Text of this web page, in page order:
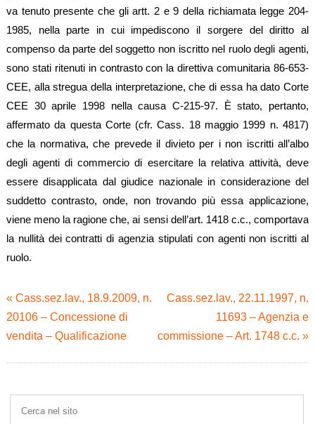
va tenuto presente che gli artt. 2 e 9 della richiamata legge 204-
1985, nella parte in cui impediscono il sorgere del diritto al
compenso da parte del soggetto non iscritto nel ruolo degli agenti,
sono stati ritenuti in contrasto con la direttiva comunitaria 86-653-
CEE, alla stregua della interpretazione, che di essa ha dato Corte
CEE 30 aprile 1998 nella causa C-215-97. È stato, pertanto,
affermato da questa Corte (cfr. Cass. 18 maggio 1999 n. 4817)
che la normativa, che prevede il divieto per i non iscritti all’albo
degli agenti di commercio di esercitare la relativa attività, deve
essere disapplicata dal giudice nazionale in considerazione del
suddetto contrasto, onde, non trovando più essa applicazione,
viene meno la ragione che, ai sensi dell’art. 1418 c.c., comportava
la nullità dei contratti di agenzia stipulati con agenti non iscritti al
ruolo.
« Cass.sez.lav., 18.9.2009, n.
20106 – Concessione di
vendita – Qualificazione
Cass.sez.lav., 22.11.1997, n.
11693 – Agenzia e
commissione – Art. 1748 c.c. »